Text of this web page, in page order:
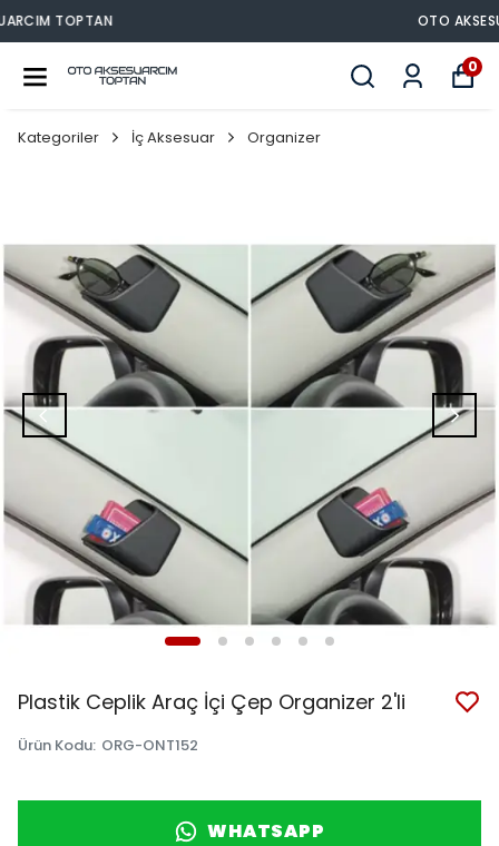
0
Kategoriler İç Aksesuar Organizer
Plastik Ceplik Araç İçi Çep Organizer 2'li
Ürün Kodu: ORG-ONT152
WHATSAPP